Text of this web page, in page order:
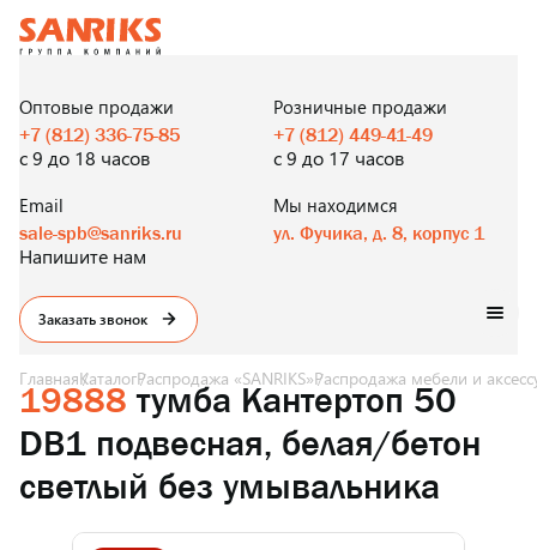
И В РОЗНИЦУ
Оптовые продажи
+7 (812) 336-75-85
с 9 до 18 часов
Розничные продажи
+7 (812) 449-41-49
с 9 до 17 часов
Email
sale-spb@sanriks.ru
Напишите нам
Мы находимся
ул. Фучика, д. 8, корпус 1
Заказать звонок
ГлавнаяКаталогРаспродажа «SANRIKS»Распродажа мебели и
19888 тумба Кантертоп 50
DB1 подвесная, белая/бетон
светлый без умывальника